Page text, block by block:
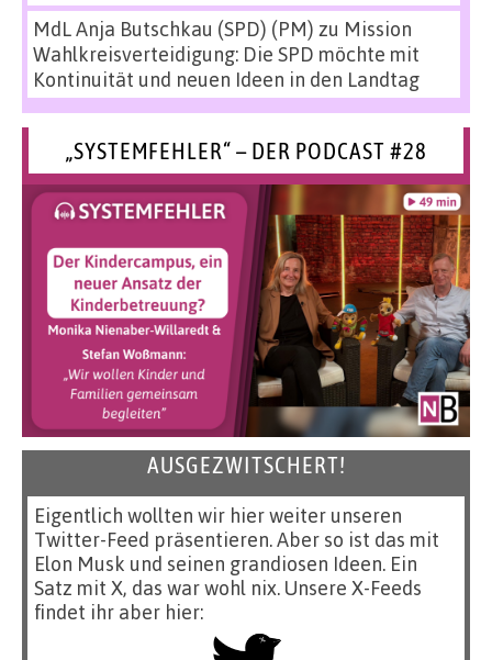
MdL Anja Butschkau (SPD) (PM) zu Mission
Wahlkreisverteidigung: Die SPD möchte mit
Kontinuität und neuen Ideen in den Landtag
„SYSTEMFEHLER“ – DER PODCAST #28
AUSGEZWITSCHERT!
Eigentlich wollten wir hier weiter unseren
Twitter-Feed präsentieren. Aber so ist das mit
Elon Musk und seinen grandiosen Ideen. Ein
Satz mit X, das war wohl nix. Unsere X-Feeds
findet ihr aber hier: